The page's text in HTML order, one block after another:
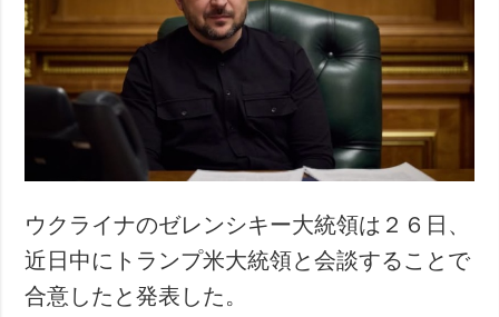
ウクライナのゼレンシキー大統領は２６日、
近日中にトランプ米大統領と会談することで
合意したと発表した。